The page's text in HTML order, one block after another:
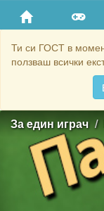
Ти си ГОСТ в
ползваш всички
За eдин играч